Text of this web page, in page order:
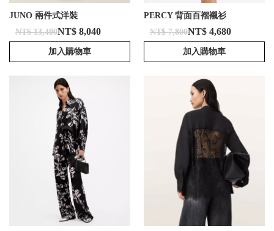
JUNO 兩件式洋裝
NT$ 13,400NT$ 8,040
加入購物車
PERCY 背面百褶襯衫
NT$ 7,800NT$ 4,680
加入購物車